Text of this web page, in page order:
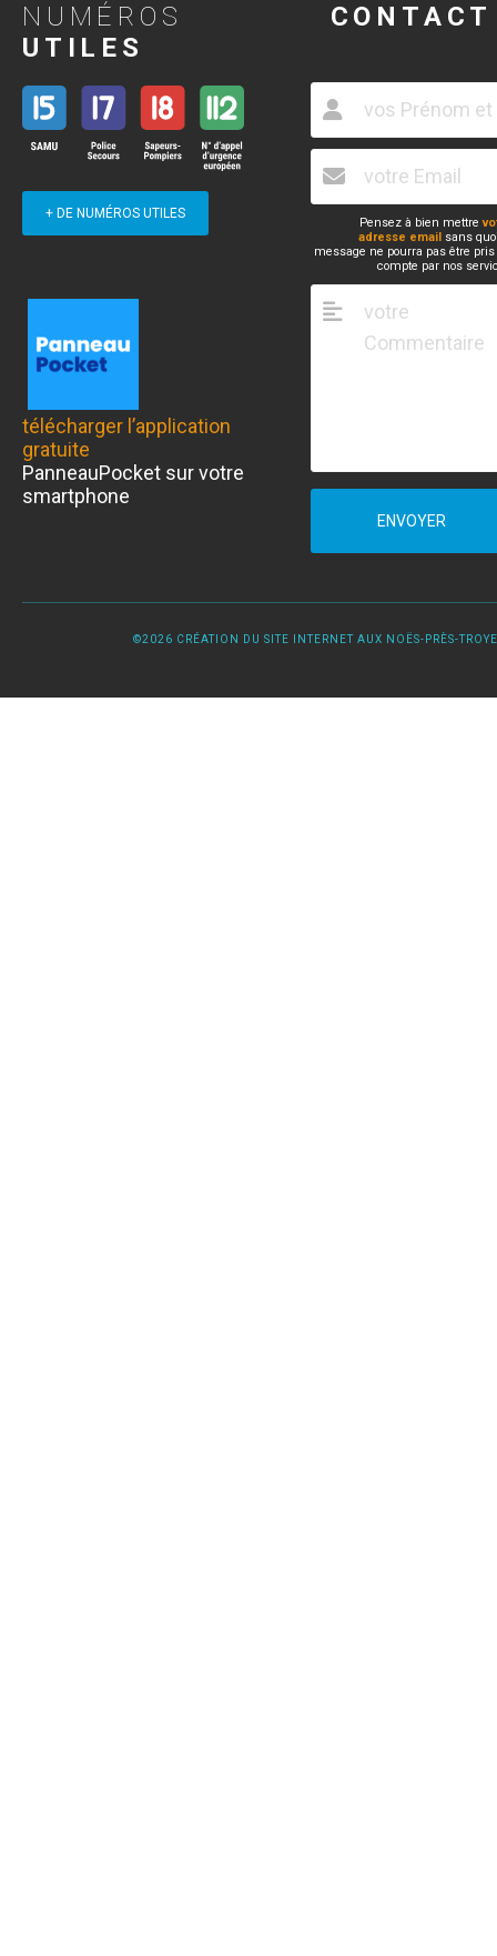
NUMÉROS
UTILES
+ DE NUMÉROS UTILES
télécharger l’application
gratuite
PanneauPocket sur votre
smartphone
CONTACT
Pensez à bien mettre
adresse email sans
message ne pourra pas être
compte par nos
ENVOYER
©2026 CRÉATION DU SITE INTERNET AUX NOËS-PRÈS-